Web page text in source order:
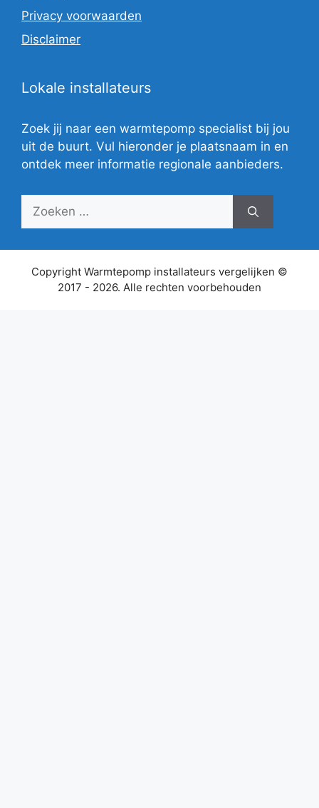
Privacy voorwaarden
Disclaimer
Lokale installateurs
Zoek jij naar een warmtepomp specialist bij jou
uit de buurt. Vul hieronder je plaatsnaam in en
ontdek meer informatie regionale aanbieders.
Zoek
Copyright Warmtepomp installateurs vergelijken ©
2017 - 2026. Alle rechten voorbehouden